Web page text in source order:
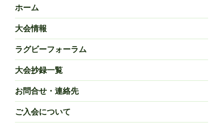
ン
ホーム
大会情報
ラグビーフォーラム
大会抄録一覧
お問合せ・連絡先
ご入会について